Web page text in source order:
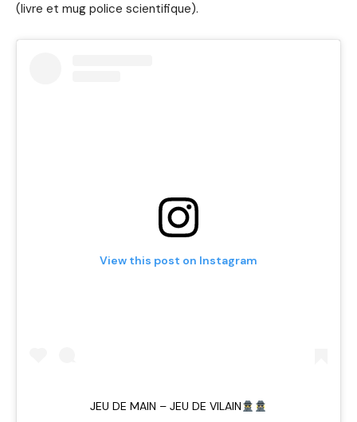
(livre et mug police scientifique).
View this post on Instagram
JEU DE MAIN – JEU DE VILAIN